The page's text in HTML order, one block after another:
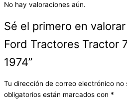
No hay valoraciones aún.
Sé el primero en
Ford Tractores Tractor
1974”
Tu dirección de correo electrónico no
obligatorios están marcados con *